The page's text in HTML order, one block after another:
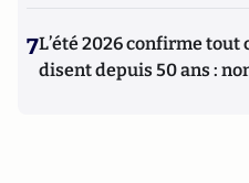
7L’été 2026 confirme tout
disent depuis 50 ans :